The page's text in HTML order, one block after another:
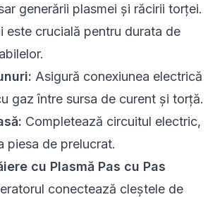
generării plasmei și răcirii torței.
este crucială pentru durata de
Asigură conexiunea electrică
gaz între sursa de curent și torță.
Completează circuitul electric,
piesa de prelucrat.
cu Plasmă Pas cu Pas
conectează cleștele de